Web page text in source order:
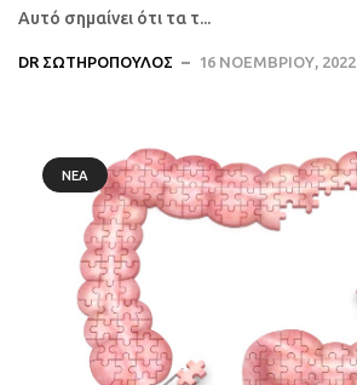
Αυτό σημαίνει ότι τα τ...
DR ΣΩΤΗΡΌΠΟΥΛΟΣ 16 ΝΟΕΜΒΡΊΟΥ, 2022
ΝΈΑ